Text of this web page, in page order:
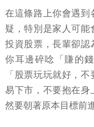
在這條路上你會遇到
疑，特別是家人可
投資股票，長輩卻認
你耳邊碎唸「賺的
「股票玩玩就好，
易下市，不要抱在身
然要朝著原本目標前進